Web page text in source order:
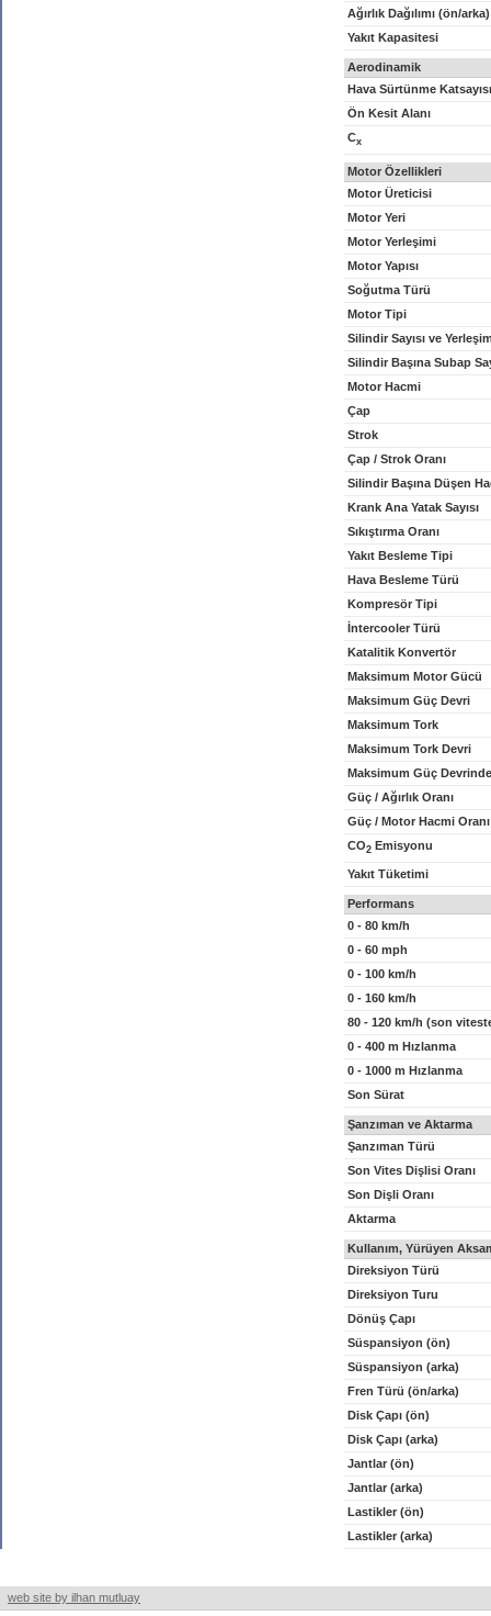
Ağırlık Dağılımı (ön/arka)
Yakıt Kapasitesi
Aerodinamik
Hava Sürtünme Katsayısı
Ön Kesit Alanı
Cx
Motor Özellikleri
Motor Üreticisi
Motor Yeri
Motor Yerleşimi
Motor Yapısı
Soğutma Türü
Motor Tipi
Silindir Sayısı ve
Silindir Başına Subap
Motor Hacmi
Çap
Strok
Çap / Strok Oranı
Silindir Başına Düşen
Krank Ana Yatak Sayısı
Sıkıştırma Oranı
Yakıt Besleme Tipi
Hava Besleme Türü
Kompresör Tipi
İntercooler Türü
Katalitik Konvertör
Maksimum Motor Gücü
Maksimum Güç Devri
Maksimum Tork
Maksimum Tork Devri
Maksimum Güç
Güç / Ağırlık Oranı
Güç / Motor Hacmi Oranı
CO2 Emisyonu
Yakıt Tüketimi
Performans
0 - 80 km/h
0 - 60 mph
0 - 100 km/h
0 - 160 km/h
80 - 120 km/h (son
0 - 400 m Hızlanma
0 - 1000 m Hızlanma
Son Sürat
Şanzıman ve Aktarma
Şanzıman Türü
Son Vites Dişlisi Oranı
Son Dişli Oranı
Aktarma
Kullanım, Yürüyen
Direksiyon Türü
Direksiyon Turu
Dönüş Çapı
Süspansiyon (ön)
Süspansiyon (arka)
Fren Türü (ön/arka)
Disk Çapı (ön)
Disk Çapı (arka)
Jantlar (ön)
Jantlar (arka)
Lastikler (ön)
Lastikler (arka)
web site by ilhan mutluay